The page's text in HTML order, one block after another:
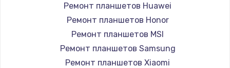
Заказать
Замена HDMI
1200 руб.
Ремонт планшетов Huawei
Ремонт планшетов Honor
Ремонт планшетов MSI
Ремонт планшетов Samsung
Ремонт планшетов Xiaomi